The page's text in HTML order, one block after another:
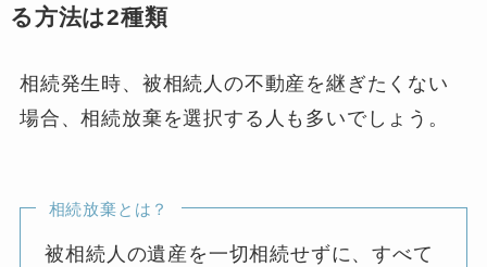
る方法は2種類
相続発生時、被相続人の不動産を継ぎたくない
場合、相続放棄を選択する人も多いでしょう。
相続放棄とは？
被相続人の遺産を一切相続せずに、すべて